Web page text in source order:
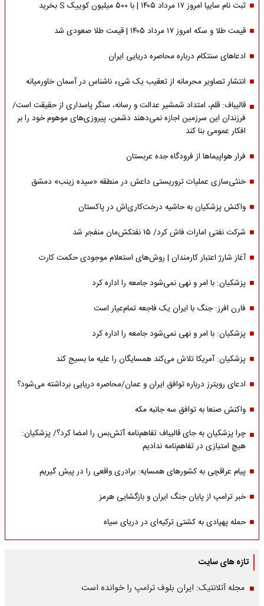
ثبت نام سایپا امروز ۱۷ مرداد ۱۴۰۵ | با ۵۰۰ میلیون کوییک S بخرید
قیمت طلا و سکه امروز ۱۷ مرداد ۱۴۰۵ | قیمت طلا صعودی شد
ادعاهای سنتکام درباره محاصره دریایی ایران
انتشار تصاویر محرمانه از تعقیب یک شیء ناشناس در آسمان خاورمیانه
قالیباف: قلم، امتداد شمشیر عدالت و رسانه، سنگر پاسداری از حقیقت است/
فرزندان این سرزمین اجازه نمی‌دهند دشمن، پیروزی‌های موهوم خود را بر
افکار عمومی بنا کند
فرار هواپیماها از فرودگاه جده عربستان
خنثی‌سازی عملیات تروریستی داعش در منطقه «سیده زینب» دمشق
واکنش پزشکیان به حاشیه درخت‌کاری‌اش در پاکستان
شرکت نفتی امارات فاش کرد/ ۱۵ نفتکش‌مان منفجر شد
آغاز شارژ اعتبار کارمندان | روش‌های استعلام موجودی حکمت کارت
پزشکیان: با امر و نهی نمی‌شود جامعه را اداره کرد
فارن افرز: جنگ با ایران یک فاجعه تمام‌عیار است
پزشکیان: با امر و نهی نمی‌شود جامعه را اداره کرد
پزشکیان: آمریکا تلاش می‌کند همسایگان را علیه ما بسیج کند
ادعای رویترز درباره توافق ایران و عمان/محاصره دریایی برداشته می‌شود؟
واکنش صنعا به توافق سه جانبه مکه
چرا پزشکیان به جای قالیباف تفاهم‌نامه آتش‌بس را امضا کرد؟/ پزشکیان:
هیچ امتیازی در تفاهم‌نامه ندادیم
پیام عراقچی به کشورهای همسایه: برادری واقعی را در پیش گیریم
خبر ترامپ از پایان جنگ ایران و بازگشایی هرمز
حمله پهپادی به کشتی ترکیه‌ای در دریای سیاه
تازه های سایت
مجله آتلانتیک: ایران بلوف ترامپ را خوانده است